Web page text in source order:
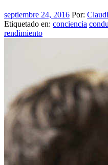
septiembre 24, 2016 Por:
Etiquetado en: conciencia
rendimiento